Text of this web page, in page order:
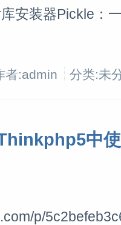
安装器Pickle：
者:admin 分类:未
中
p/